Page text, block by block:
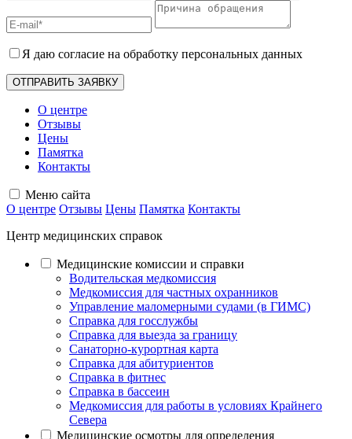
Я даю согласие на обработку персональных данных
О центре
Отзывы
Цены
Памятка
Контакты
Меню сайта
О центре Отзывы Цены Памятка Контакты
Центр медицинских справок
Медицинские комиссии и справки
Водительская медкомиссия
Медкомиссия для частных охранников
Управление маломерными судами (в ГИМС)
Справка для госслужбы
Справка для выезда за границу
Санаторно-курортная карта
Справка для абитуриентов
Справка в фитнес
Справка в бассеин
Медкомиссия для работы в условиях Крайнего
Севера
Медицинские осмотры для определения